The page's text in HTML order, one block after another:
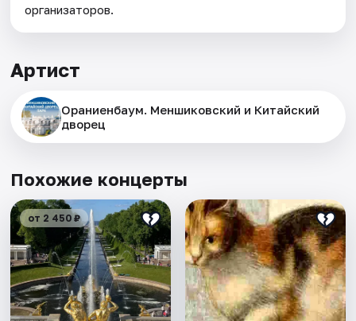
организаторов.
Артист
Ораниенбаум. Меншиковский и Китайский
дворец
Похожие концерты
от 2 450 ₽